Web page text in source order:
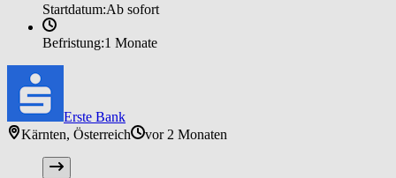
Startdatum:Ab sofort
Befristung:1 Monate
Erste Bank
Kärnten, Österreich
vor 2 Monaten